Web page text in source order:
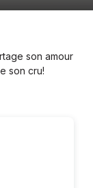
son amour
son cru!